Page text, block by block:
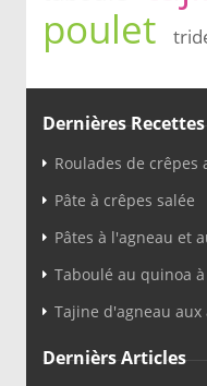
poulet
Dernières Recettes
Roulades de crêpes
Pâte à crêpes salée
Pâtes à l'agneau et
Taboulé au quinoa
Tajine d'agneau
Dernièrs Articles